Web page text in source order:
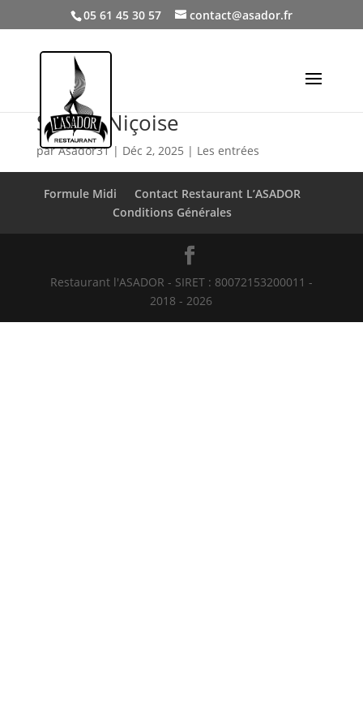
05 61 45 30 57 contact@asador.fr
Salade Niçoise
parAsador31| Déc 2, 2025 | Les entrées
Formule Midi
Contact Restaurant L’ASADOR
Conditions Générales
Restaurant l'ASADOR - SIRET : 80072153200011 -
2018 - 2026